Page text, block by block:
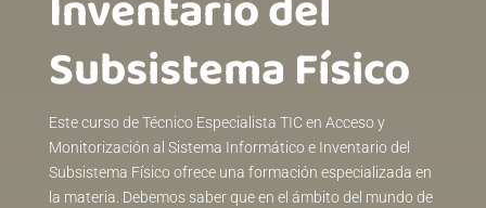
Subsistema Físico
Este curso de Técnico Especialista TIC en Acceso y
Monitorización al Sistema Informático e Inventario del
Subsistema Físico ofrece una formación especializada en
la materia. Debemos saber que en el ámbito del mundo de